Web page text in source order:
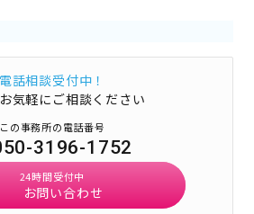
電話相談受付中！
気軽にご相談ください
この事務所の電話番号
3196-1752
24時間受付中
お問い合わせ